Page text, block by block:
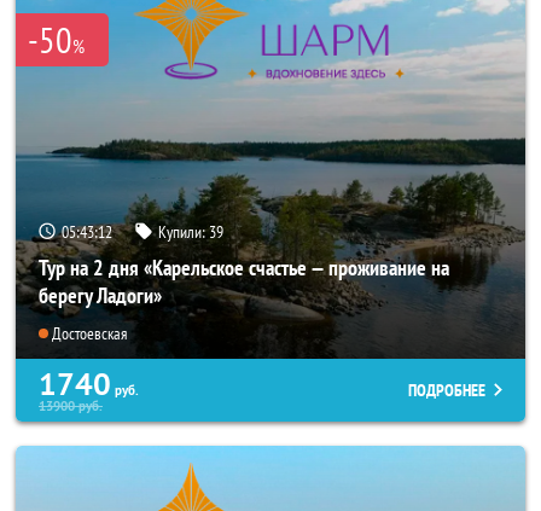
-50%
05:43:11 Купили:39
Тур на 2 дня «Карельское счастье — проживание на
берегу Ладоги»
Достоевская
1740 руб.
13900руб.
ПОДРОБНЕЕ